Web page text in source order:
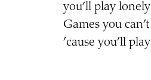
you’ll play
Games you
’cause you’ll